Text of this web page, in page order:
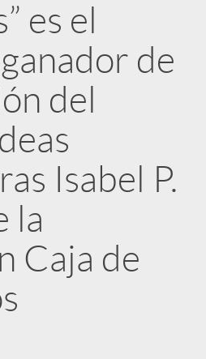
es el
de
del
Isabel P.
la
Caja de